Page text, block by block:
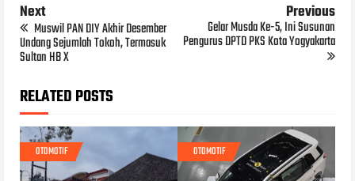
Next
Muswil PAN DIY Akhir Desember
Undang Sejumlah Tokoh, Termasuk
Sultan HB X
Previous
Gelar Musda Ke-5, Ini Susunan
Pengurus DPTD PKS Kota Yogyakarta
RELATED POSTS
OTOMOTIF OTOMOTIF